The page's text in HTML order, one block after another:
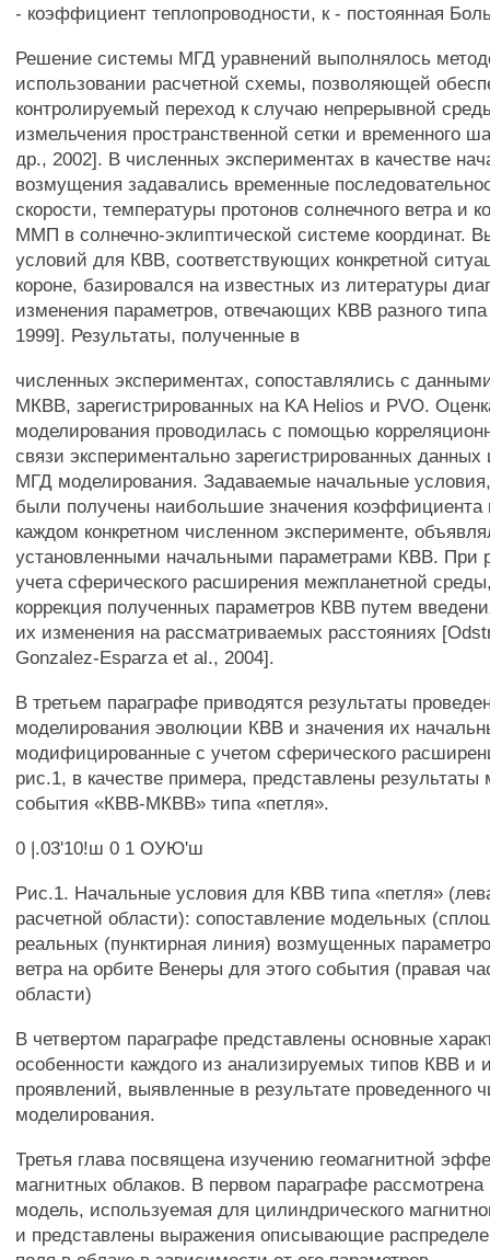
- коэффициент теплопроводности, к - постоянная
Решение системы МГД уравнений выполнялось
использовании расчетной схемы, позволяющей
контролируемый переход к случаю непрерывной
измельчения пространственной сетки и временного
др., 2002]. В численных экспериментах в качестве
возмущения задавались временные
скорости, температуры протонов солнечного ветра и
ММП в солнечно-эклиптической системе координат.
условий для КВВ, соответствующих конкретной
короне, базировался на известных из литературы
изменения параметров, отвечающих КВВ разного
1999]. Результаты, полученные в
численных экспериментах, сопоставлялись с
МКВВ, зарегистрированных на KA Helios и PVO.
моделирования проводилась с помощью
связи экспериментально зарегистрированных данных
МГД моделирования. Задаваемые начальные
были получены наибольшие значения коэффициента
каждом конкретном численном эксперименте,
установленными начальными параметрами КВВ. При
учета сферического расширения межпланетной
коррекция полученных параметров КВВ путем
их изменения на рассматриваемых расстояниях
Gonzalez-Esparza et al., 2004].
В третьем параграфе приводятся результаты
моделирования эволюции КВВ и значения их
модифицированные с учетом сферического
рис.1, в качестве примера, представлены результаты
события «КВВ-МКВВ» типа «петля».
0 |.03'10!ш 0 1 ОУЮ'ш
Рис.1. Начальные условия для КВВ типа «петля»
расчетной области): сопоставление модельных
реальных (пунктирная линия) возмущенных
ветра на орбите Венеры для этого события (правая
области)
В четвертом параграфе представлены основные
особенности каждого из анализируемых типов КВВ и
проявлений, выявленные в результате проведенного
моделирования.
Третья глава посвящена изучению геомагнитной
магнитных облаков. В первом параграфе
модель, используемая для цилиндрического
и представлены выражения описывающие